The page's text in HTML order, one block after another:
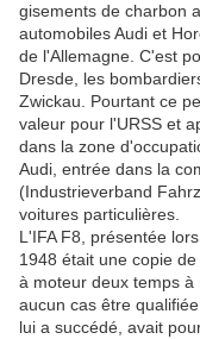
gisements de charbon
automobiles Audi et
de l'Allemagne. C'est
Dresde, les
Zwickau. Pourtant ce
valeur pour l'URSS et
dans la zone
Audi, entrée dans la
(Industrieverband
voitures particulières.
L'IFA F8, présentée
1948 était une copie
à moteur deux temps
aucun cas être
lui a succédé, avait